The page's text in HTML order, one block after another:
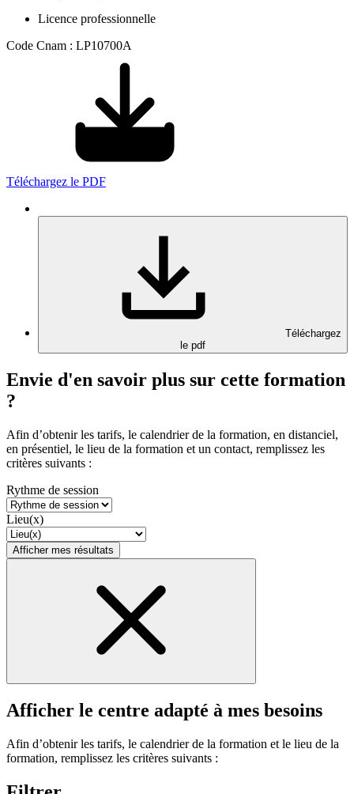
Licence professionnelle
Code Cnam : LP10700A
Téléchargez le PDF
Téléchargez
le pdf
Envie d'en savoir plus sur cette formation
?
Afin d’obtenir les tarifs, le calendrier de la formation, en distanciel,
en présentiel, le lieu de la formation et un contact, remplissez les
critères suivants :
Rythme de session
Lieu(x)
Afficher mes résultats
Afficher le centre adapté à mes besoins
Afin d’obtenir les tarifs, le calendrier de la formation et le lieu de la
formation, remplissez les critères suivants :